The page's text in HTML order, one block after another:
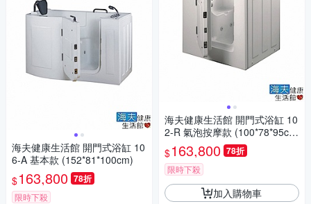
海夫健康生活館 開門式浴缸 10
6-A 基本款 (152*81*100cm)
$163,800 78折
限時下殺
海夫健康生活館 開門式浴缸 10
2-R 氣泡按摩款 (100*78*95c
m)
$163,800 78折
限時下殺
加入購物車